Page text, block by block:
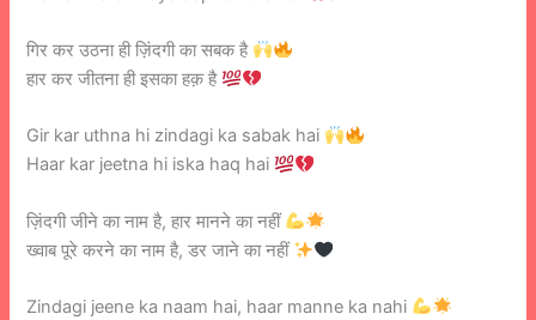
गिर कर उठना ही ज़िंदगी का सबक है
हार कर जीतना ही इसका हक़ है
Gir kar uthna hi zindagi ka sabak hai
Haar kar jeetna hi iska haq hai
ज़िंदगी जीने का नाम है, हार मानने का नहीं
ख्वाब पूरे करने का नाम है, डर जाने का नहीं
Zindagi jeene ka naam hai, haar manne ka nahi